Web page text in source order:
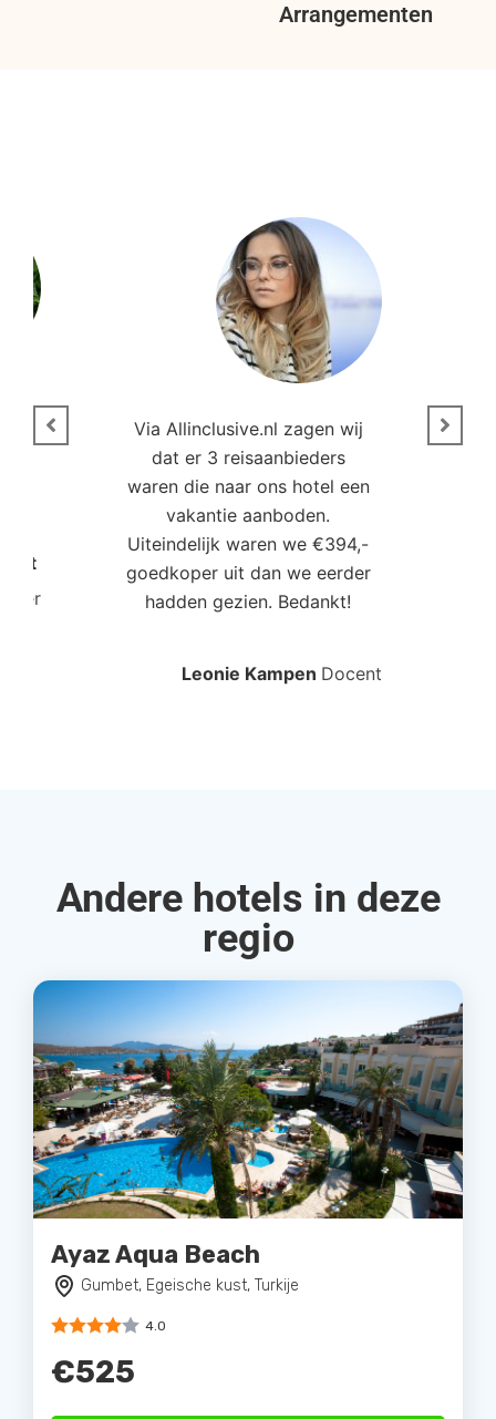
Arrangementen
Via Allinclusive.nl zagen wij
dat er 3 reisaanbieders
waren die naar ons hotel een
vakantie aanboden.
Uiteindelijk waren we €394,-
goedkoper uit dan we eerder
hadden gezien. Bedankt!
Leonie Kampen Docent
Andere hotels in deze
regio
Ayaz Aqua Beach
Gumbet, Egeische kust, Turkije
4.0
€525